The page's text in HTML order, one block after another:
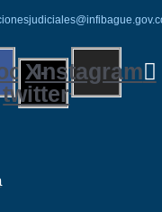
X-
twitter
Instagram